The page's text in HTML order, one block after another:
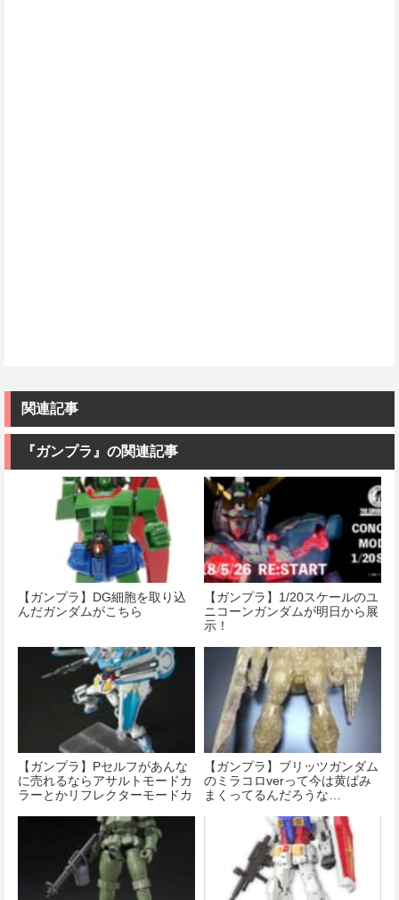
関連記事
『ガンプラ』の関連記事
【ガンプラ】DG細胞を取り込
んだガンダムがこちら
【ガンプラ】1/20スケールのユ
ニコーンガンダムが明日から展
示！
【ガンプラ】Pセルフがあんな
に売れるならアサルトモードカ
ラーとかリフレクターモードカ
【ガンプラ】ブリッツガンダム
のミラコロverって今は黄ばみ
まくってるんだろうな…